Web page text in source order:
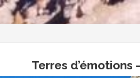
Terres